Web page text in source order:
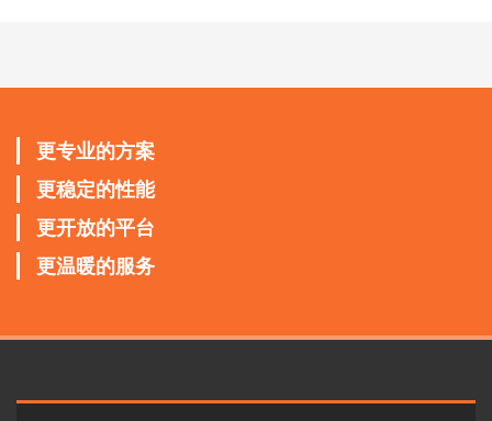
更专业的方案
更稳定的性能
更开放的平台
更温暖的服务